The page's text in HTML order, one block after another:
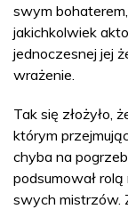
swym
jakichkolwiek
jednoczesnej jej
wrażenie.
Tak się złożyło,
którym
chyba na
podsumował
swych mistrzów.